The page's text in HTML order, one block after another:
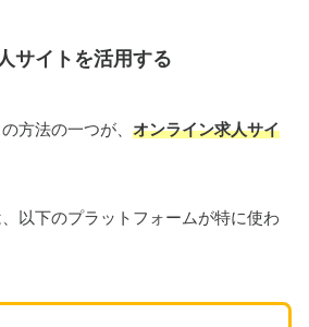
サイトを活用する
方法の一つが、 オンライン求人サイ
以下のプラットフォームが特に使わ